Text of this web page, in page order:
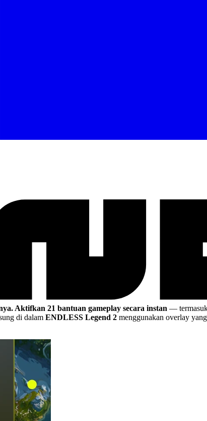
Aktifkan 21 bantuan gameplay secara instan — termasuk
di dalam ENDLESS Legend 2 menggunakan overlay